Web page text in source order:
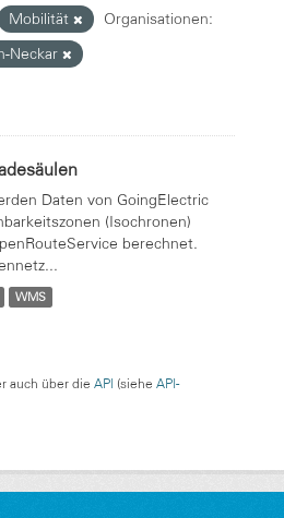
Mobilität
Organisationen:
Neckar
Daten von GoingElectric
(Isochronen)
berechnet.
WMS
auch über die API (siehe API-